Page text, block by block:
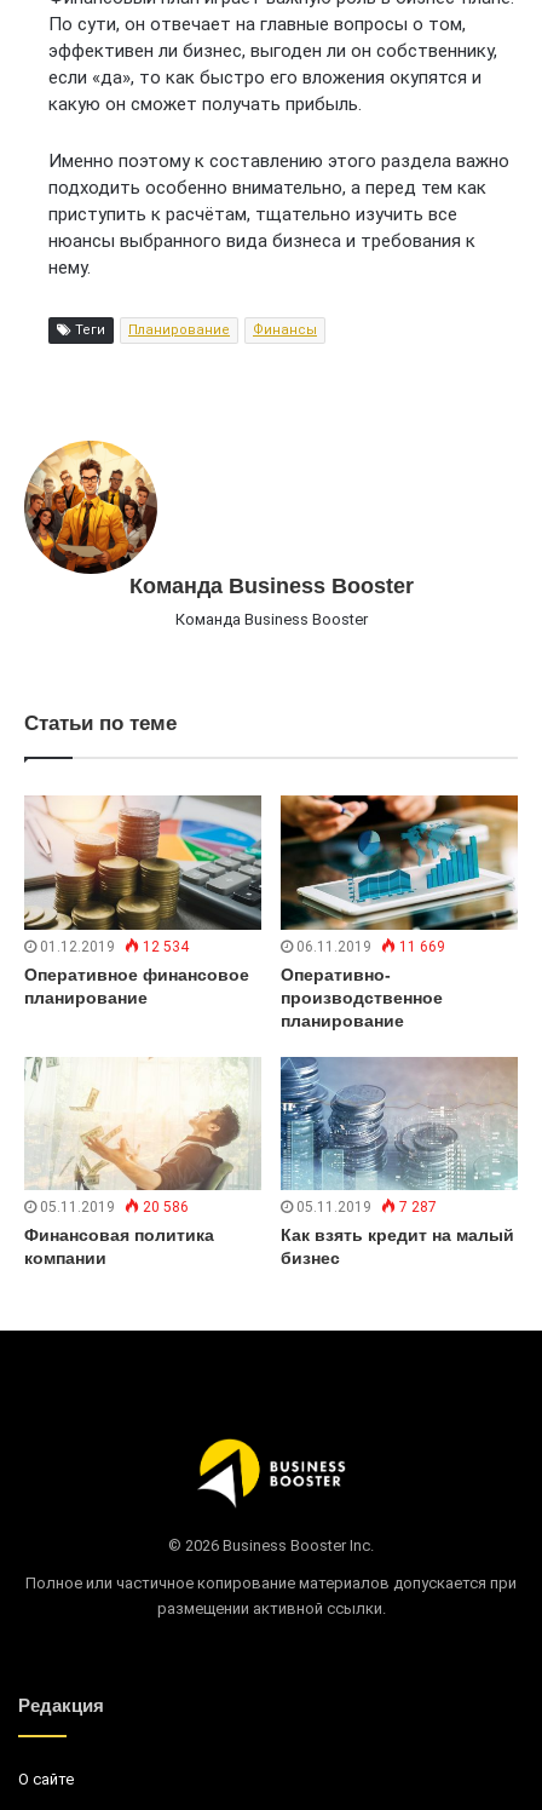
По сути, он отвечает на главные вопросы о том,
эффективен ли бизнес, выгоден ли он собственнику,
если «да», то как быстро его вложения окупятся и
какую он сможет получать прибыль.
Именно поэтому к составлению этого раздела важно
подходить особенно внимательно, а перед тем как
приступить к расчётам, тщательно изучить все
нюансы выбранного вида бизнеса и требования к
нему.
Теги Планирование Финансы
Команда Business Booster
Команда Business Booster
Статьи по теме
01.12.2019 12 534
Оперативное финансовое
планирование
06.11.2019 11 669
Оперативно-
производственное
планирование
05.11.2019 20 586
Финансовая политика
компании
05.11.2019 7 287
Как взять кредит на малый
бизнес
© 2026 Business Booster Inc.
Полное или частичное копирование материалов допускается при
размещении активной ссылки.
Редакция
О сайте